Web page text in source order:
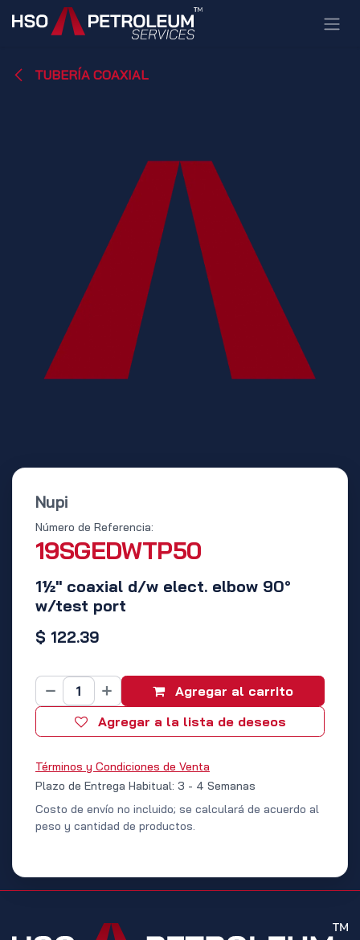
Ir al contenido
TUBERÍA COAXIAL
Nupi
1½" coaxial d/w elect. elbow 90°
w/test port
Número de Referencia:
19SGEDWTP50
$ 122.39
Agregar al carrito
Agregar a la lista de deseos
Términos y Condiciones de Venta
Plazo de Entrega Habitual: 3 - 4 Semanas
Costo de envío no incluido; se calculará de acuerdo al
peso y cantidad de productos.